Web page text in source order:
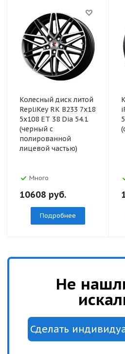
Колесный диск литой
RepliKey RK B233 7x18
5x108 ET 38 Dia 54.1
(черный с
полированной
лицевой частью)
Много
10608 руб.
Подробнее
Не